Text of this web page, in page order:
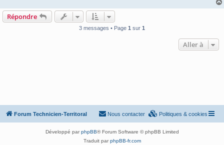
Répondre
3 messages • Page 1 sur 1
Aller à
Forum Technicien-Territoral Politiques & cookies
Nous contacter
Développé parphpBB® Forum Software © phpBB Limited
Traduit parphpBB-fr.com